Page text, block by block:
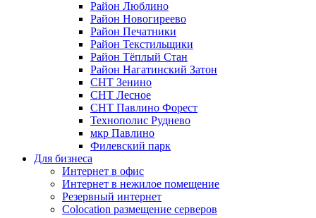
Район Люблино
Район Новогиреево
Район Печатники
Район Текстильщики
Район Тёплый Стан
Район Нагатинский Затон
СНТ Зенино
СНТ Лесное
СНТ Павлино Форест
Технополис Руднево
мкр Павлино
Филевский парк
Для бизнеса
Интернет в офис
Интернет в нежилое помещение
Резервный интернет
Colocation размещение серверов